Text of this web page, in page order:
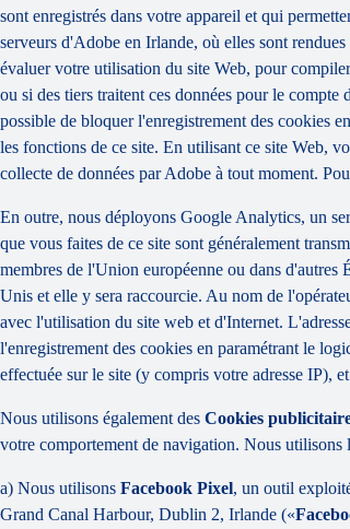
sont enregistrés dans votre appareil et qui
serveurs d'Adobe en Irlande, où elles sont
évaluer votre utilisation du site Web, pour
ou si des tiers traitent ces données pour le compte
possible de bloquer l'enregistrement des cookies
les fonctions de ce site. En utilisant ce site Web,
collecte de données par Adobe à tout moment.
En outre, nous déployons Google Analytics, un
que vous faites de ce site sont généralement
membres de l'Union européenne ou dans d'autres
Unis et elle y sera raccourcie. Au nom de
avec l'utilisation du site web et d'Internet.
l'enregistrement des cookies en paramétrant le
effectuée sur le site (y compris votre adresse IP),
Nous utilisons également des Cookies
votre comportement de navigation. Nous utilisons
a) Nous utilisons Facebook Pixel, un outil
Grand Canal Harbour, Dublin 2, Irlande («